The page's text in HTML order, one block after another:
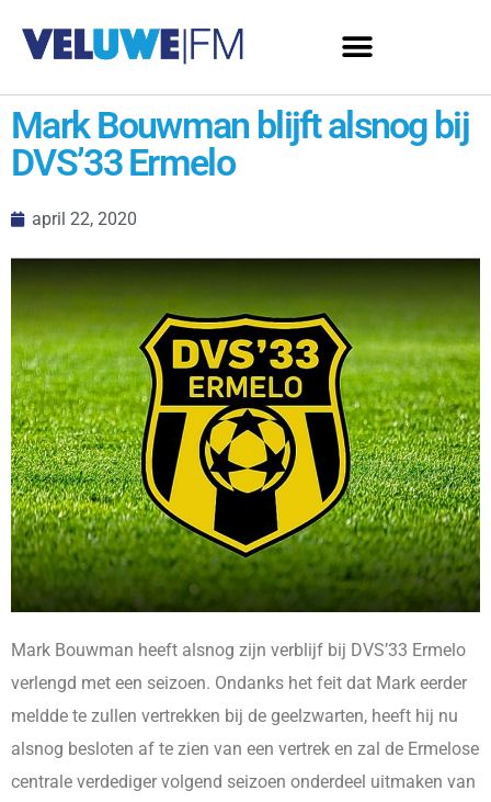
Mark Bouwman blijft alsnog bij
DVS’33 Ermelo
april 22, 2020
Mark Bouwman heeft alsnog zijn verblijf bij DVS’33 Ermelo
verlengd met een seizoen. Ondanks het feit dat Mark eerder
meldde te zullen vertrekken bij de geelzwarten, heeft hij nu
alsnog besloten af te zien van een vertrek en zal de Ermelose
centrale verdediger volgend seizoen onderdeel uitmaken van